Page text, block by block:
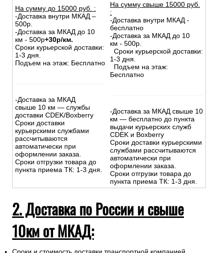
На сумму до 15000 руб. :
-Доставка внутри МКАД –
500р.
-Доставка за МКАД до 10
км - 500р+30р/км.
Сроки курьерской доставки:
1-3 дня.
Подъем на этаж: Бесплатно
-Доставка за МКАД
свыше 10 км — службы
доставки CDEK/Boxberry
Сроки доставки
курьерскими службами
рассчитываются
автоматически при
оформлении заказа.
Сроки отгрузки товара до
пункта приема ТК: 1-3 дня.
На сумму свыше 15000 руб.
:
-Доставка внутри МКАД -
бесплатно
-Доставка за МКАД до 10
км - 500р.
Сроки курьерской доставки:
1-3 дня.
Подъем на этаж:
Бесплатно
-Доставка за МКАД свыше 10
км — бесплатно до пункта
выдачи курьерских служб
CDEK и Boxberry
Сроки доставки курьерскими
службами рассчитываются
автоматически при
оформлении заказа.
Сроки отгрузки товара до
пункта приема ТК: 1-3 дня.
2. Доставка по России и свыше
10км от МКАД: